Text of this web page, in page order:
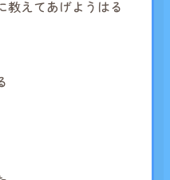
えてあげようはる